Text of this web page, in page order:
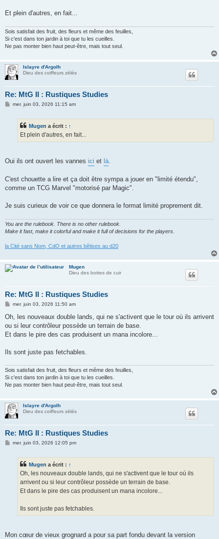
Et plein d'autres, en fait...
Sois satisfait des fruit, des fleurs et même des feuilles,
Si c'est dans ton jardin à toi que tu les cueilles.
Ne pas monter bien haut peut-être, mais tout seul.
Islayre d'Argolh
Dieu des coiffeurs zélés
Re: MtG II : Rustiques Studies
Mmer. juin 03, 2026 11:15 am
Mugen a écrit : ↑
Et plein d'autres, en fait...
Oui ils ont ouvert les vannes ici et là.
C'est chouette a lire et ça doit être sympa a jouer en "limité étendu",
comme un TCG Marvel "motorisé par Magic".
Je suis curieux de voir ce que donnera le format limité proprement dit.
You are the rulebook. There is no other rulebook.
Make it fast, make it colorful and make it full of decisions for the players
la Cité sans Nom, CdO et autres bêtises au d20
Mugen
Dieu des bottes de cuir
Re: MtG II : Rustiques Studies
M
s
a
g
mer. juin 03, 2026 11:50 am
Oh, les nouveaux double lands, qui ne s'activent que le tour où ils arrivent
ou si leur contrôleur possède un terrain de base.
Et dans le pire des cas produisent un mana incolore...
Ils sont juste pas fetchables.
Sois satisfait des fruit, des fleurs et même des feuilles,
Si c'est dans ton jardin à toi que tu les cueilles.
Ne pas monter bien haut peut-être, mais tout seul.
Islayre d'Argolh
Dieu des coiffeurs zélés
Re: MtG II : Rustiques Studies
Mmer. juin 03, 2026 12:05 pm
Mugen a écrit : ↑
Oh, les nouveaux double lands, qui ne s'activent que le tour où ils
arrivent ou si leur contrôleur possède un terrain de base.
Et dans le pire des cas produisent un mana incolore...
Ils sont juste pas fetchables.
Mon cœur de vieux grognard a pour sa part fondu devant la version